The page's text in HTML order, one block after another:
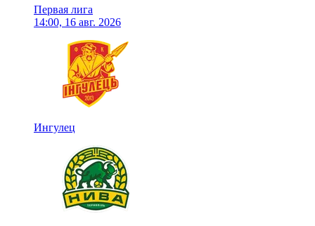
Первая лига
14:00, 16 авг. 2026
Ингулец